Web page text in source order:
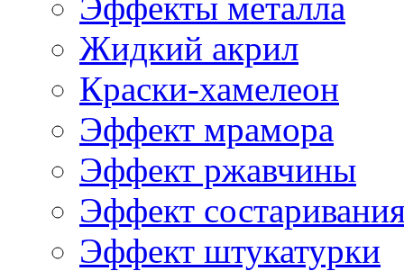
Жидкий акрил
Краски-хамелеон
Эффект мрамора
Эффект ржавчины
Эффект
Эффект штукатурки